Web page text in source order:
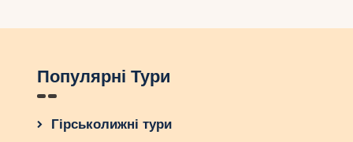
Популярні Тури
Гірськолижні тури